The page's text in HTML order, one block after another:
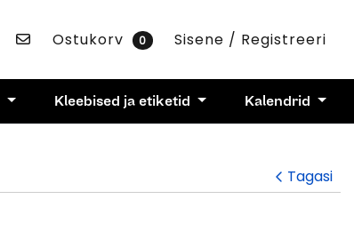
Võta ühendust
Ostukorv 0 Sisene / Registreeri
Kleebised ja etiketid Kalendrid
Tagasi